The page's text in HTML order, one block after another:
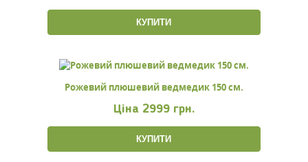
КУПИТИ
Рожевий плюшевий ведмедик 150 см.
Ціна 2999 грн.
КУПИТИ